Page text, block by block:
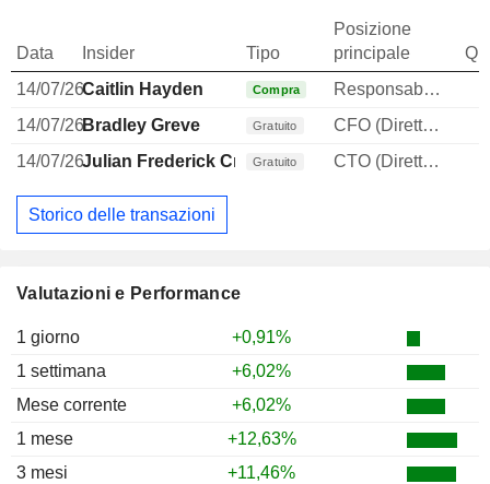
Valutazioni e Performance
1 giorno
+0,91%
1 settimana
+6,02%
Mese corrente
+6,02%
1 mese
+12,63%
3 mesi
+11,46%
Data Insider Tipo
Posizione
principale
14/07/26Caitlin Hayden Compra
Responsabile della comunicazione
14/07/26Bradley Greve Gratuito
CFO (Direttore finanziario)
14/07/26Julian Frederick Cracknell
Gratuito CTO (Direttore tecnico)
Storico delle transazioni